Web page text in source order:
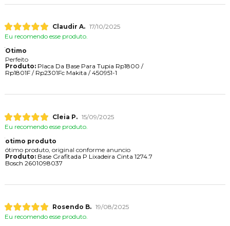
Claudir A. 17/10/2025
Eu recomendo esse produto.
Otimo
Perfeito
Produto:Placa Da Base Para Tupia Rp1800 /
Rp1801F / Rp2301Fc Makita / 450951-1
Cleia P. 15/09/2025
Eu recomendo esse produto.
otimo produto
ótimo produto, original conforme anuncio
Produto:Base Grafitada P Lixadeira Cinta 1274.7
Bosch 2601098037
Rosendo B. 19/08/2025
Eu recomendo esse produto.